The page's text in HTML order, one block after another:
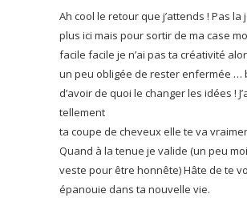
Ah cool le retour que j’attends ! Pas la
plus ici mais pour sortir de ma case
facile facile je n’ai pas ta créativité
un peu obligée de rester enfermée …
d’avoir de quoi le changer les idées !
tellement
ta coupe de cheveux elle te va
Quand à la tenue je valide (un peu
veste pour être honnête) Hâte de te
épanouie dans ta nouvelle vie.